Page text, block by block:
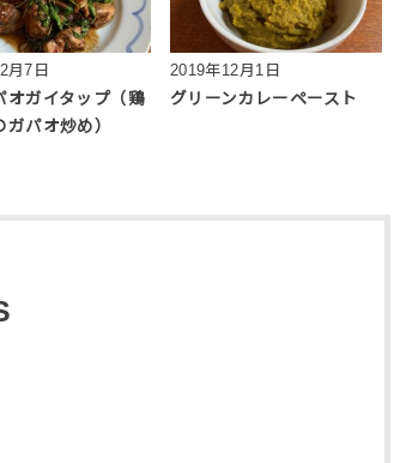
月7日
オガイタップ（鶏
ガパオ炒め）
2019年12月1日
グリーンカレーペースト